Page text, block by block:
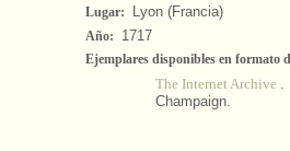
Lugar: Lyon (Francia)
Año: 1717
Ejemplares disponibles en formato
The Internet Archive .
Champaign.